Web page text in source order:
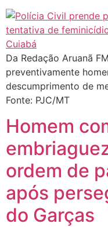
Da Redação Aruanã
preventivamente
descumprimento de
Fonte: PJC/MT
Homem
ordem de
após
do Garças